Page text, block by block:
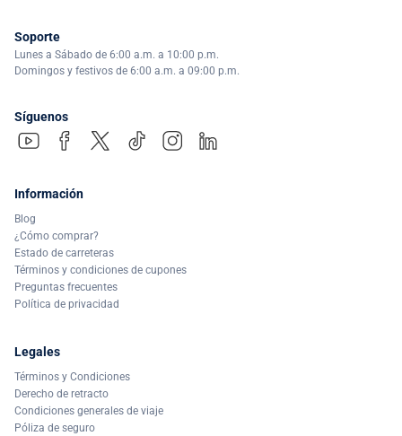
Soporte
Lunes a Sábado de 6:00 a.m. a 10:00 p.m.
Domingos y festivos de 6:00 a.m. a 09:00 p.m.
Síguenos
Información
Blog
¿Cómo comprar?
Estado de carreteras
Términos y condiciones de cupones
Preguntas frecuentes
Política de privacidad
Legales
Términos y Condiciones
Derecho de retracto
Condiciones generales de viaje
Póliza de seguro